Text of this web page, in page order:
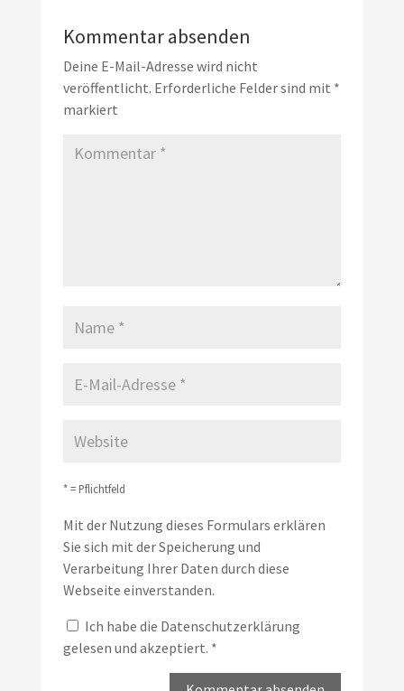
Kommentar absenden
Deine E-Mail-Adresse wird nicht
veröffentlicht. Erforderliche Felder sind mit *
markiert
* = Pflichtfeld
Mit der Nutzung dieses Formulars erklären
Sie sich mit der Speicherung und
Verarbeitung Ihrer Daten durch diese
Webseite einverstanden.
Ich habe die Datenschutzerklärung
gelesen und akzeptiert. *